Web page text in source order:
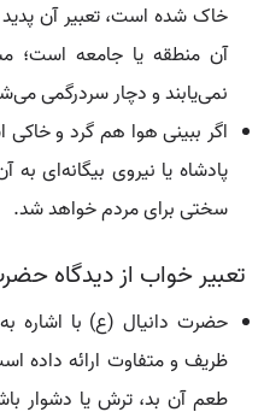
خاک شده است، تعبیر آن
آن منطقه یا جامعه است؛
نمی‌یابند و دچار سردرگمی
اگر ببینی هوا هم گرد و
پادشاه یا نیروی بیگانه‌ای
سختی برای مردم خواهد شد.
تعبیر خواب از دیدگاه
حضرت دانیال (ع) با اشاره
ظریف و متفاوت ارائه داده
طعم آن بد، ترش یا دشوار